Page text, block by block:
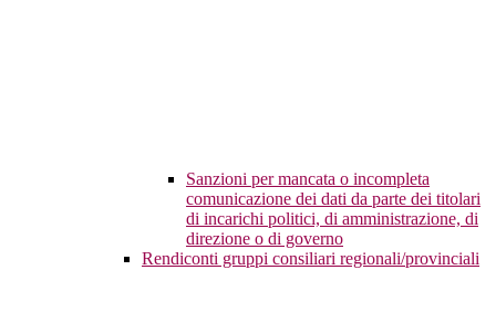
Sanzioni per mancata o incompleta
comunicazione dei dati da parte dei titolari
di incarichi politici, di amministrazione, di
direzione o di governo
Rendiconti gruppi consiliari regionali/provinciali